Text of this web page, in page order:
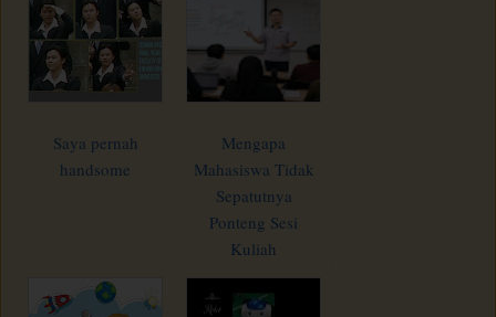
Saya pernah
handsome
Mengapa
Mahasiswa Tidak
Sepatutnya
Ponteng Sesi
Kuliah